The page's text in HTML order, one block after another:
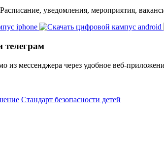
уведомления, мероприятия,
телеграм
из мессенджера через удобное
Стандарт безопасности детей